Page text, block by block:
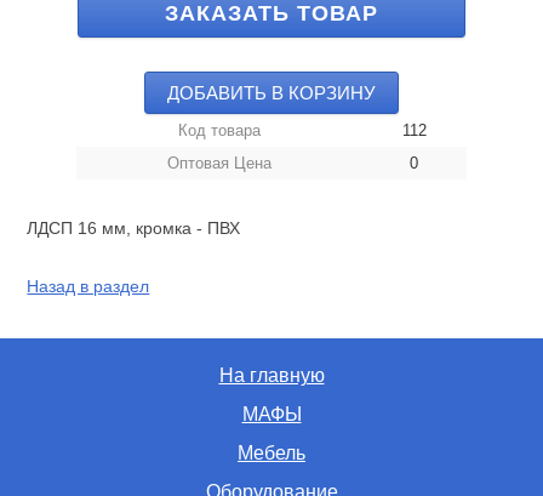
ЗАКАЗАТЬ ТОВАР
ДОБАВИТЬ В КОРЗИНУ
Код товара
112
Оптовая Цена
0
ЛДСП 16 мм, кромка - ПВХ
Назад в раздел
На главную
МАФЫ
Мебель
Оборудование